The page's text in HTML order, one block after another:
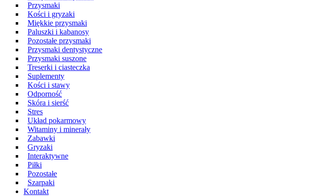
Przysmaki
Kości i gryzaki
Miękkie przysmaki
Paluszki i kabanosy
Pozostałe przysmaki
Przysmaki dentystyczne
Przysmaki suszone
Treserki i ciasteczka
Suplementy
Kości i stawy
Odporność
Skóra i sierść
Stres
Układ pokarmowy
Witaminy i minerały
Zabawki
Gryzaki
Interaktywne
Piłki
Pozostałe
Szarpaki
Kontakt